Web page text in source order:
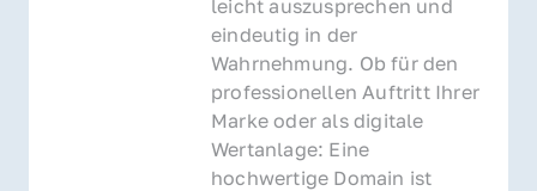
leicht auszusprechen und
eindeutig in der
Wahrnehmung. Ob für den
professionellen Auftritt Ihrer
Marke oder als digitale
Wertanlage: Eine
hochwertige Domain ist